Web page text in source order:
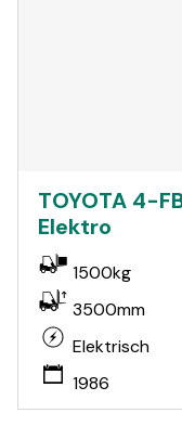
TOYOTA 4-
Elektro
1500kg
3500mm
Elektrisch
1986